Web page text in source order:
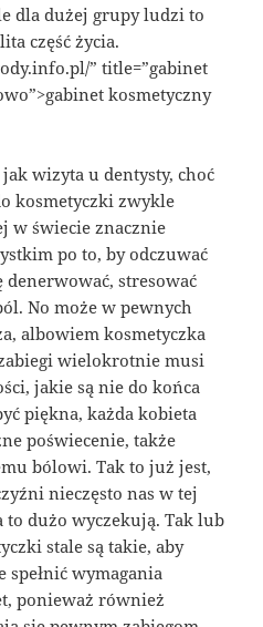
dla dużej grupy ludzi to
część życia.
” title=”gabinet
kosmetyczny
wizyta u dentysty, choć
kosmetyczki zwykle
w świecie znacznie
po to, by odczuwać
denerwować, stresować
No może w pewnych
albowiem kosmetyczka
wielokrotnie musi
jakie są nie do końca
piękna, każda kobieta
poświecenie, także
bólowi. Tak to już jest,
nieczęsto nas w tej
dużo wyczekują. Tak lub
stale są takie, aby
wymagania
ponieważ również